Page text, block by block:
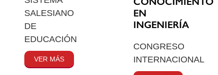
SALESIANO
DE
EDUCACIÓN
VER MÁS
EN
INGENIERÍA
CONGRESO
INTERNACIONAL